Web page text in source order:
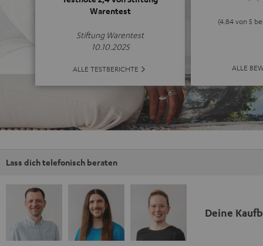
Warentest
Stiftung Warentest
10.10.2025
ALLE TESTBERICHTE
(4.84 von 5
ALLE
Lass dich telefonisch beraten
Deine